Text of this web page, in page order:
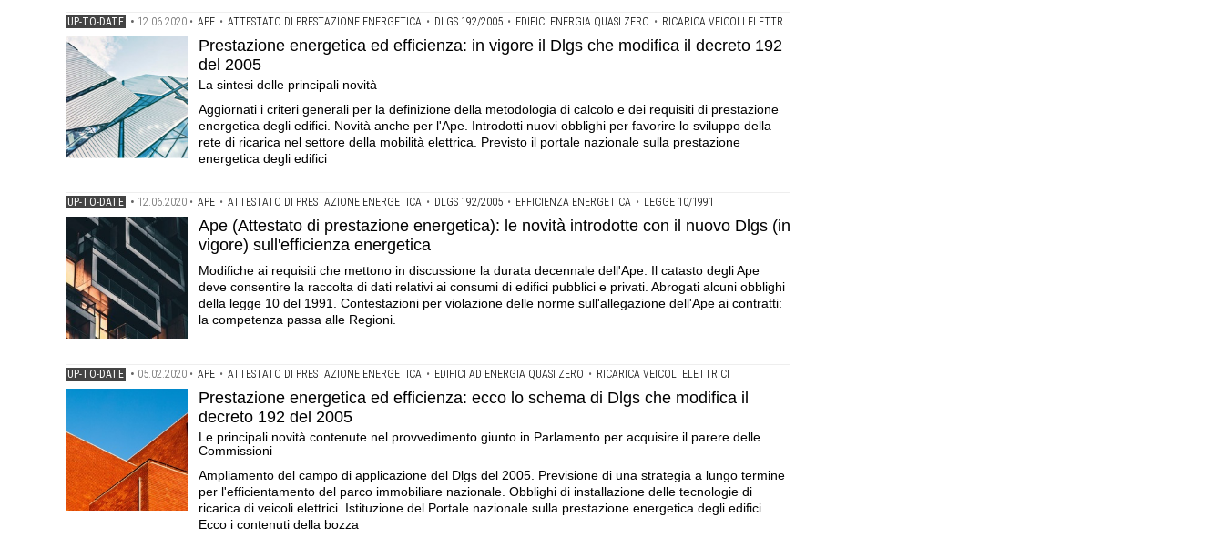
UP-TO-DATE • 12.06.2020 • APE • ATTESTATO DI PRESTAZIONE ENERGETICA • DLGS 192/2005 • EDIFICI ENERGIA QUASI ZERO • RICARICA VEICOLI ELETTRICI
Prestazione energetica ed efficienza: in vigore il Dlgs che modifica il decreto 192
del 2005
La sintesi delle principali novità
Aggiornati i criteri generali per la definizione della metodologia di calcolo e dei requisiti di prestazione
energetica degli edifici. Novità anche per l'Ape. Introdotti nuovi obblighi per favorire lo sviluppo della
rete di ricarica nel settore della mobilità elettrica. Previsto il portale nazionale sulla prestazione
energetica degli edifici
UP-TO-DATE • 12.06.2020 • APE • ATTESTATO DI PRESTAZIONE ENERGETICA • DLGS 192/2005 • EFFICIENZA ENERGETICA • LEGGE 10/1991
Ape (Attestato di prestazione energetica): le novità introdotte con il nuovo Dlgs (in
vigore) sull'efficienza energetica
Modifiche ai requisiti che mettono in discussione la durata decennale dell'Ape. Il catasto degli Ape
deve consentire la raccolta di dati relativi ai consumi di edifici pubblici e privati. Abrogati alcuni obblighi
della legge 10 del 1991. Contestazioni per violazione delle norme sull'allegazione dell'Ape ai contratti:
la competenza passa alle Regioni.
UP-TO-DATE • 05.02.2020 • APE • ATTESTATO DI PRESTAZIONE ENERGETICA • EDIFICI AD ENERGIA QUASI ZERO • RICARICA VEICOLI ELETTRICI
Prestazione energetica ed efficienza: ecco lo schema di Dlgs che modifica il
decreto 192 del 2005
Le principali novità contenute nel provvedimento giunto in Parlamento per acquisire il parere delle
Commissioni
Ampliamento del campo di applicazione del Dlgs del 2005. Previsione di una strategia a lungo termine
per l'efficientamento del parco immobiliare nazionale. Obblighi di installazione delle tecnologie di
ricarica di veicoli elettrici. Istituzione del Portale nazionale sulla prestazione energetica degli edifici.
Ecco i contenuti della bozza